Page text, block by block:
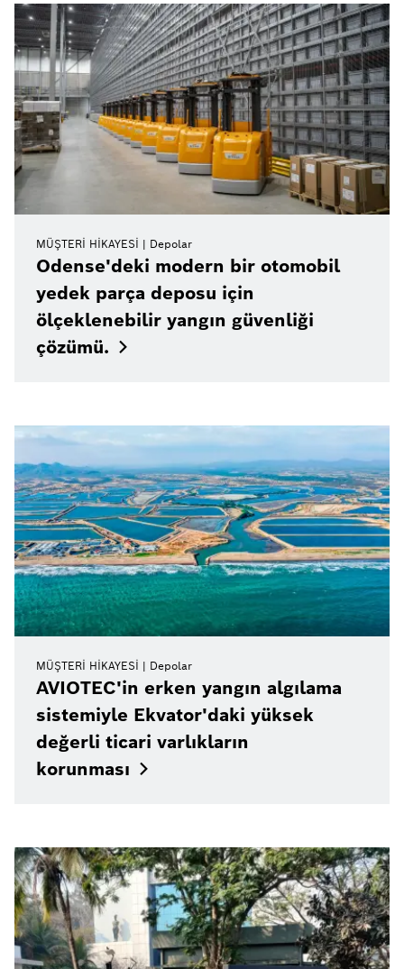
MÜŞTERI HIKAYESI Depolar
Odense'deki modern bir otomobil
yedek parça deposu için
ölçeklenebilir yangın güvenliği
çözümü.
MÜŞTERI HIKAYESI Depolar
AVIOTEC'in erken yangın algılama
sistemiyle Ekvator'daki yüksek
değerli ticari varlıkların
korunması